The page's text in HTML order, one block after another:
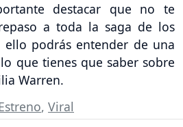
destacar que no te
a toda la saga de los
ello podrás entender de una
que tienes que saber sobre
Warren.
, Viral